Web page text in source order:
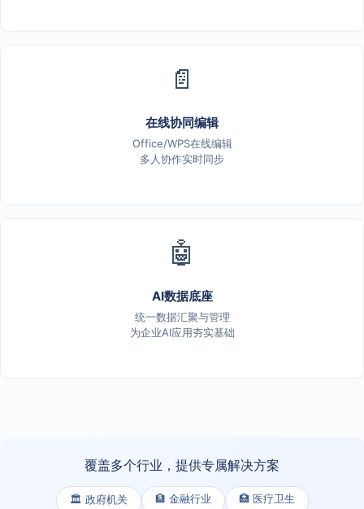
📄
在线协同编辑
Office/WPS在线编辑
多人协作实时同步
🤖
AI数据底座
统一数据汇聚与管理
为企业AI应用夯实基础
覆盖多个行业，提供专属解决方案
🏛️ 政府机关 🏦 金融行业 🏥 医疗卫生